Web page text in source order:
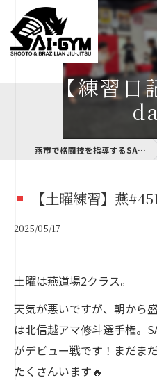
【練習
燕市で格闘技を指導するSAI-GYM
【土曜練習】燕
2025/05/17
土曜は燕道場2クラス。
天気が悪いですが、朝から
は北信越アマ修斗選手権。
がデビュー戦です！まだま
たくさんいます🔥